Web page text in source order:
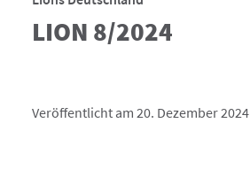
LION 8/2024
Veröffentlicht am 20. Dezember 2024